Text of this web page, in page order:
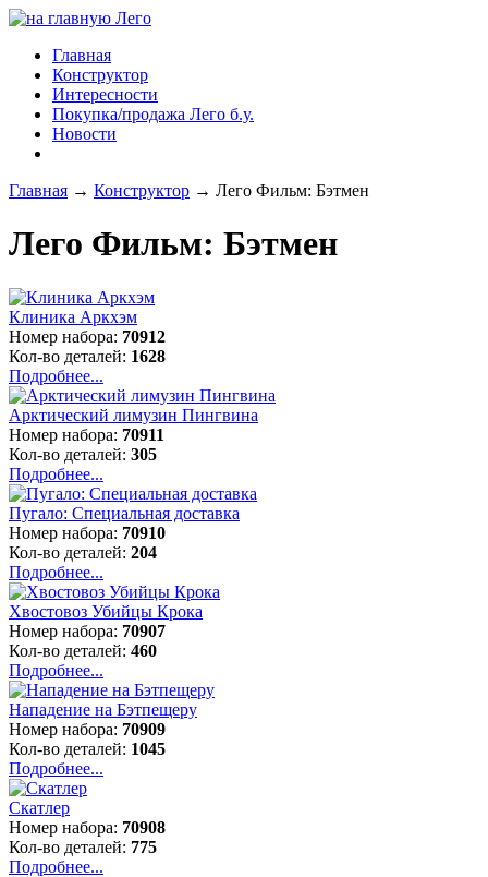
Главная
Конструктор
Интересности
Покупка/продажа Лего б.у.
Новости
Главная → Конструктор → Лего Фильм: Бэтмен
Лего Фильм: Бэтмен
Клиника Аркхэм
Номер набора: 70912
Кол-во деталей: 1628
Подробнее...
Арктический лимузин Пингвина
Номер набора: 70911
Кол-во деталей: 305
Подробнее...
Пугало: Специальная доставка
Номер набора: 70910
Кол-во деталей: 204
Подробнее...
Хвостовоз Убийцы Крока
Номер набора: 70907
Кол-во деталей: 460
Подробнее...
Нападение на Бэтпещеру
Номер набора: 70909
Кол-во деталей: 1045
Подробнее...
Скатлер
Номер набора: 70908
Кол-во деталей: 775
Подробнее...